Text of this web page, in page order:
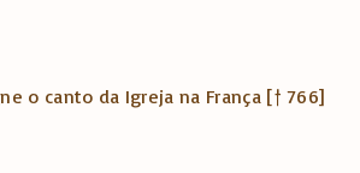
o canto da Igreja na França [† 766]